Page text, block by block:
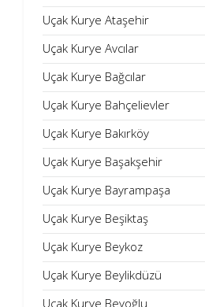
Uçak Kurye Ataşehir
Uçak Kurye Avcılar
Uçak Kurye Bağcılar
Uçak Kurye Bahçelievler
Uçak Kurye Bakırköy
Uçak Kurye Başakşehir
Uçak Kurye Bayrampaşa
Uçak Kurye Beşiktaş
Uçak Kurye Beykoz
Uçak Kurye Beylikdüzü
Uçak Kurye Beyoğlu